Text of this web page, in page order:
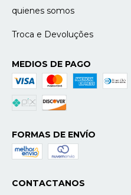
quienes somos
Troca e Devoluções
MEDIOS DE PAGO
FORMAS DE ENVÍO
CONTACTANOS